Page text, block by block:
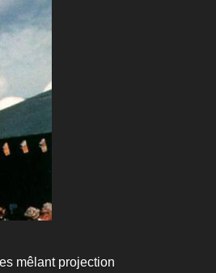
mêlant projection